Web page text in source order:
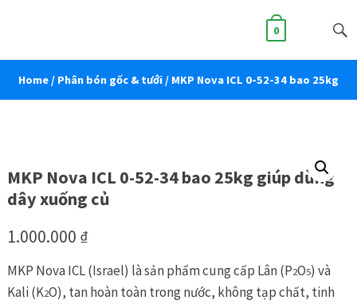
0
Home / Phân bón gốc & tưới / MKP Nova ICL 0-52-34 bao 25kg
MKP Nova ICL 0-52-34 bao 25kg giúp dừng
dây xuống củ
1.000.000 ₫
MKP Nova ICL (Israel) là sản phẩm cung cấp Lân (P2O5) và
Kali (K2O), tan hoàn toàn trong nước, không tạp chất, tinh